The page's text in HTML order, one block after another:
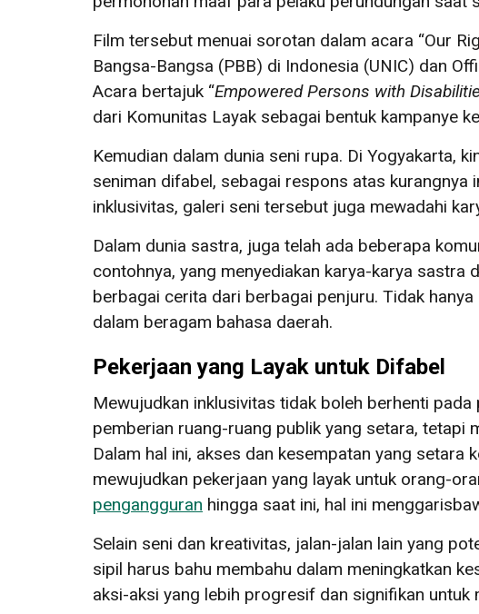
Film tersebut menuai sorotan dalam acara “Our
Bangsa-Bangsa (PBB) di Indonesia (UNIC) dan
Acara bertajuk “Empowered Persons with
dari Komunitas Layak sebagai bentuk kampanye
Kemudian dalam dunia seni rupa. Di Yogyakarta,
seniman difabel, sebagai respons atas
inklusivitas, galeri seni tersebut juga mewadahi
Dalam dunia sastra, juga telah ada beberapa
contohnya, yang menyediakan karya-karya
berbagai cerita dari berbagai penjuru. Tidak
dalam beragam bahasa daerah.
Pekerjaan yang Layak untuk Difabel
Mewujudkan inklusivitas tidak boleh berhenti pada
pemberian ruang-ruang publik yang setara, tetapi
Dalam hal ini, akses dan kesempatan yang setara
mewujudkan pekerjaan yang layak untuk orang-
pengangguran hingga saat ini, hal ini
Selain seni dan kreativitas, jalan-jalan lain yang
sipil harus bahu membahu dalam meningkatkan
aksi-aksi yang lebih progresif dan signifikan untuk